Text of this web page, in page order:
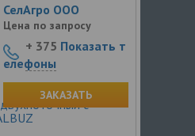
с
СелАгро ООО
Цена по запросу
+ 375 Показать т
елефоны
ЗАКАЗАТЬ